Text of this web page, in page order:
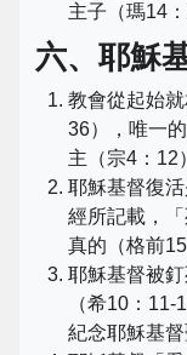
主子（瑪14
六、耶穌
教會從起始
36），唯一
主（宗4：12
耶穌基督復
經所記載，
真的（格前15
耶穌基督被
（希10：
紀念耶穌基